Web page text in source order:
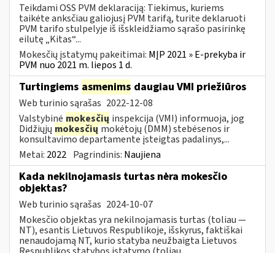
Teikdami OSS PVM deklaraciją: Tiekimus, kuriems
taikėte anksčiau galiojusį PVM tarifą, turite deklaruoti
PVM tarifo stulpelyje iš išskleidžiamo sąrašo pasirinkę
eilutę „Kitas“...
Mokesčių įstatymų pakeitimai: MĮP 2021 » E-prekyba ir
PVM nuo 2021 m. liepos 1 d.
Turtingiems asmenims daugiau VMI priežiūros
Web turinio sąrašas 2022-12-08
Valstybinė mokesčių inspekcija (VMI) informuoja, jog
Didžiųjų mokesčiųmokėtojų (DMM) stebėsenos ir
konsultavimo departamente įsteigtas padalinys,...
Metai: 2022 Pagrindinis: Naujiena
Kada nekilnojamasis turtas nėra mokesčio
objektas?
Web turinio sąrašas 2024-10-07
Mokesčio objektas yra nekilnojamasis turtas (toliau ―
NT), esantis Lietuvos Respublikoje, išskyrus, faktiškai
nenaudojamą NT, kurio statyba neužbaigta Lietuvos